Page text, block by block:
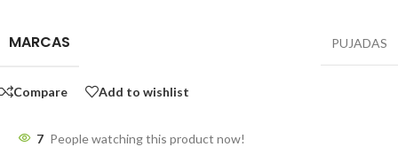
MARCAS PUJADAS
Compare Add to wishlist
7 People watching this product now!